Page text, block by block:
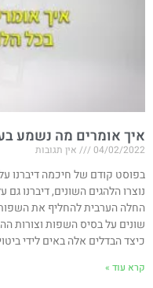
איך אומרים מה נשמע
04/02/2022 אין תגובות
בפוסט קודם של חיכמה דיברנו
נוצרו הלהגים השונים, דיברנו
החלה הערבית להחליף את השפות
שונים על בסיס השפות וצורות
כיצד הבדלים אלה באים לידי
קרא עוד »